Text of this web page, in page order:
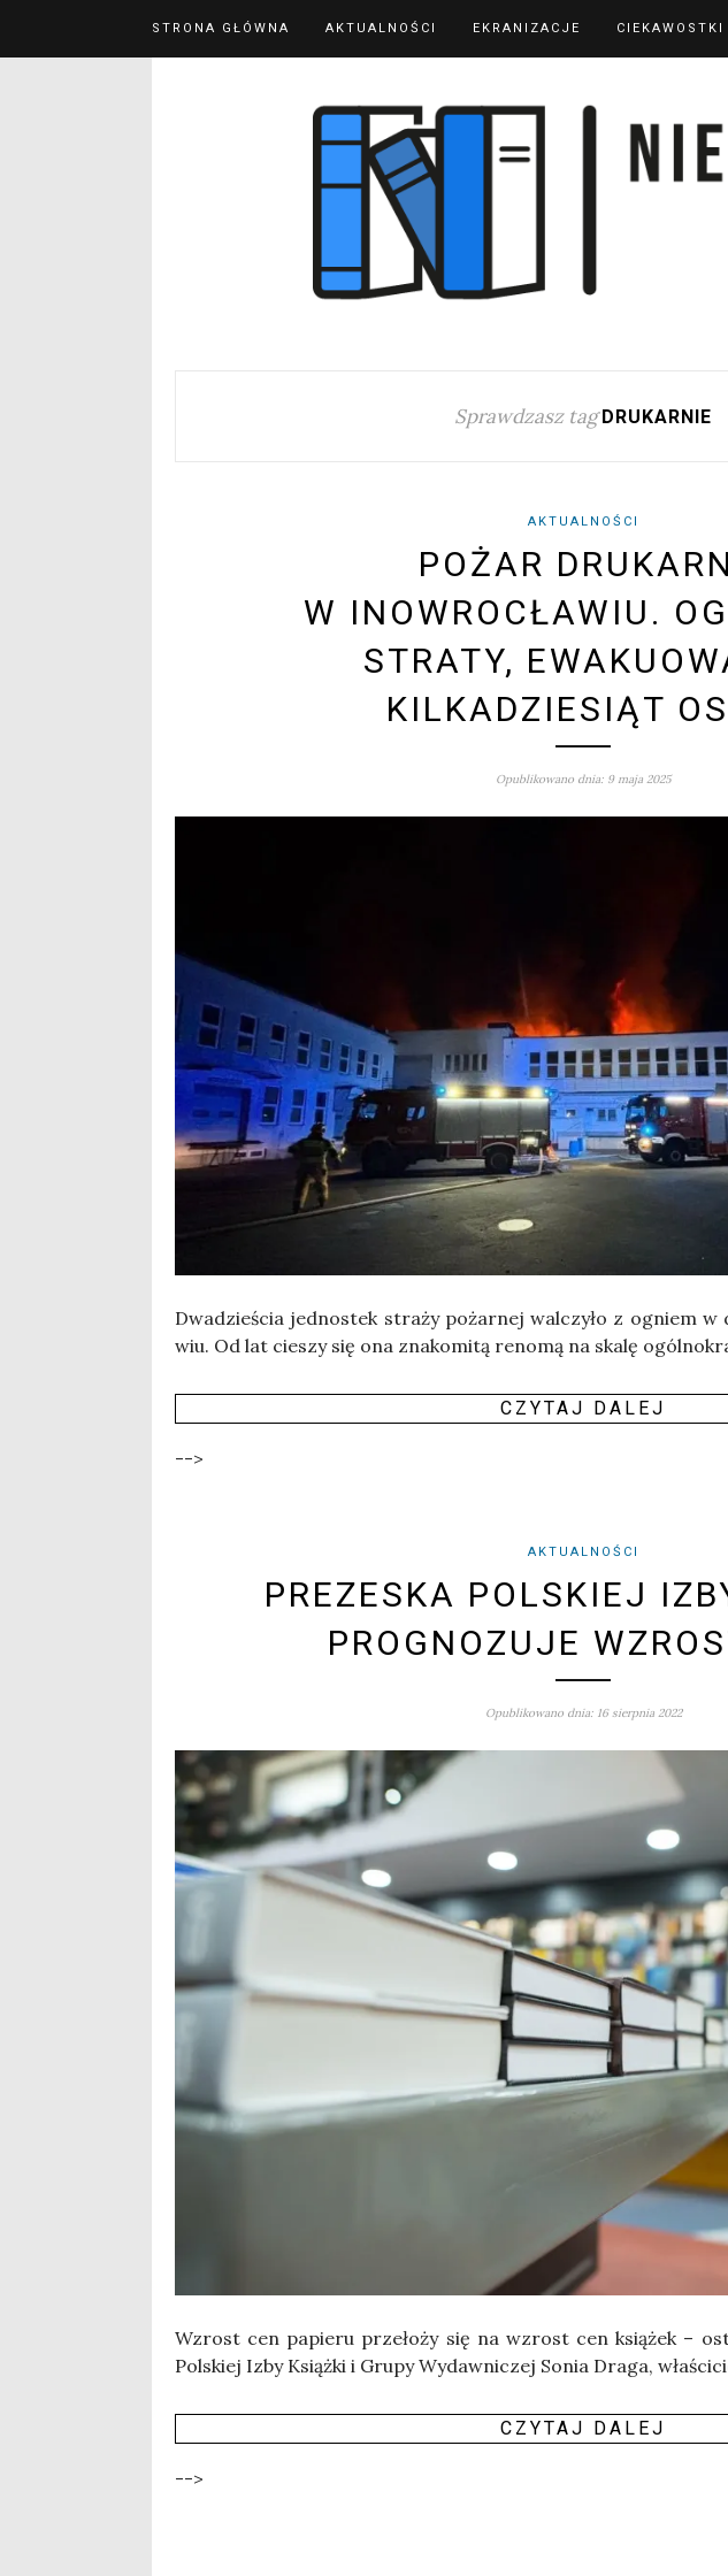
STRONA GŁÓWNA AKTUALNOŚCI EKRANIZACJE CIEKAWOSTKI
Sprawdzasz tag DRUKARNIE
AKTUALNOŚCI
POŻAR
W INOWROCŁAWIU.
STRATY,
KILKADZIESIĄT
Opublikowano dnia: 9 maja 2025
Dwa­dzie­ścia jed­no­stek stra­ży pożar­nej wal­czy­ło z ogniem
wiu. Od lat cie­szy się ona zna­ko­mi­tą reno­mą na ska­lę
CZY­TAJ DALEJ
-->
AKTUALNOŚCI
PREZESKA POLSKIEJ
PROGNOZUJE
Opublikowano dnia: 16 sierpnia 2022
Wzrost cen papie­ru prze­ło­ży się na wzrost cen ksią­żek –
Pol­skiej Izby Książ­ki i Gru­py Wydaw­ni­czej Sonia Dra­ga,
CZY­TAJ DALEJ
-->